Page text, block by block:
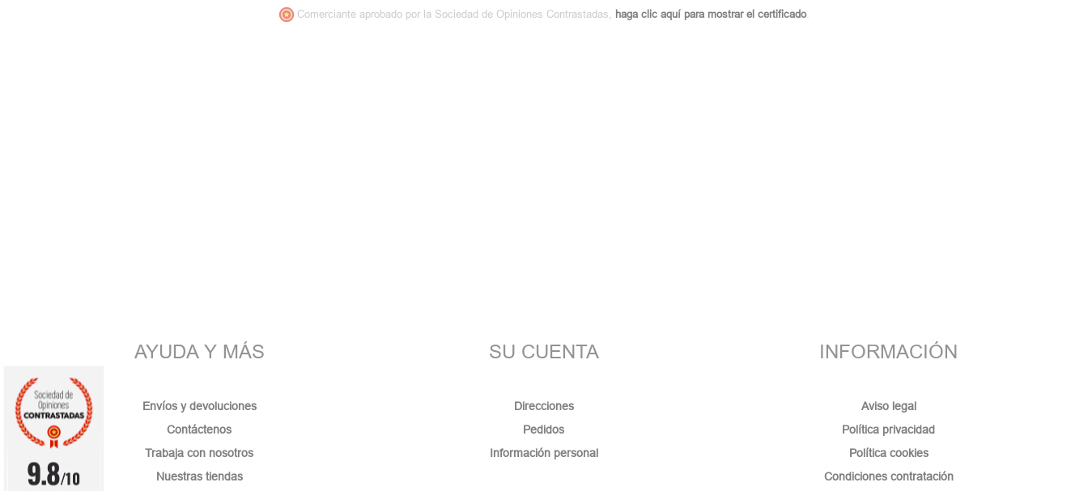
Comerciante aprobado por la Sociedad de Opiniones Contrastadas, haga clic aquí para mostrar el certificado.
AYUDA Y MÁS
Envíos y devoluciones
Contáctenos
Trabaja con nosotros
Nuestras tiendas
SU CUENTA
Direcciones
Pedidos
Información personal
INFORMACIÓN
Aviso legal
Política privacidad
Política cookies
Condiciones contratación
9.8/10